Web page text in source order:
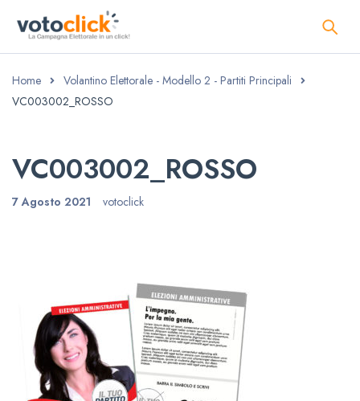
Home
Volantino Elettorale - Modello 2 - Partiti Principali
VC003002_ROSSO
VC003002_ROSSO
7 Agosto 2021 votoclick